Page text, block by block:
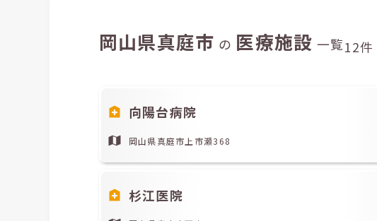
岡山県真庭市 の 医療施設 一覧12件
向陽台病院
岡山県真庭市上市瀬368
杉江医院